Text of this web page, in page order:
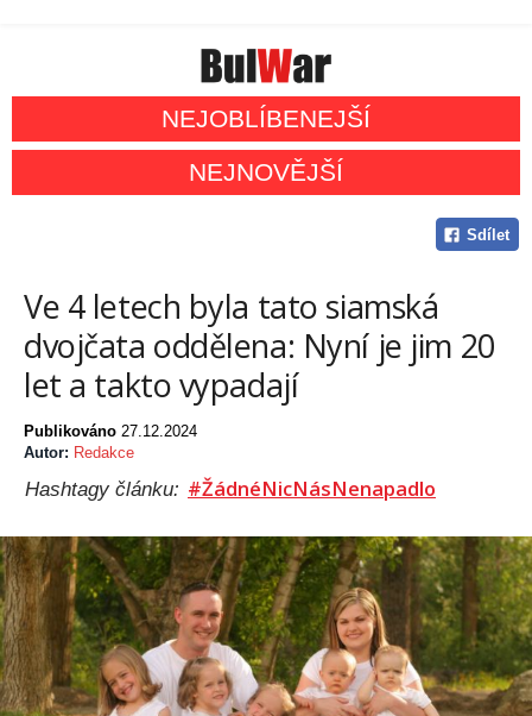
NEJOBLÍBENEJŠÍ
NEJNOVĚJŠÍ
Sdílet
Ve 4 letech byla tato siamská
dvojčata oddělena: Nyní je jim 20
let a takto vypadají
Publikováno 27.12.2024
Autor: Redakce
Hashtagy článku: #ŽádnéNicNásNenapadlo